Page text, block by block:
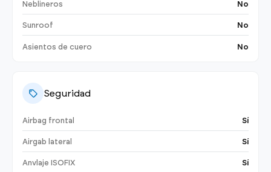
Neblineros No
Sunroof No
Asientos de cuero No
Seguridad
Airbag frontal Sí
Airgab lateral Sí
Anvlaje ISOFIX Sí